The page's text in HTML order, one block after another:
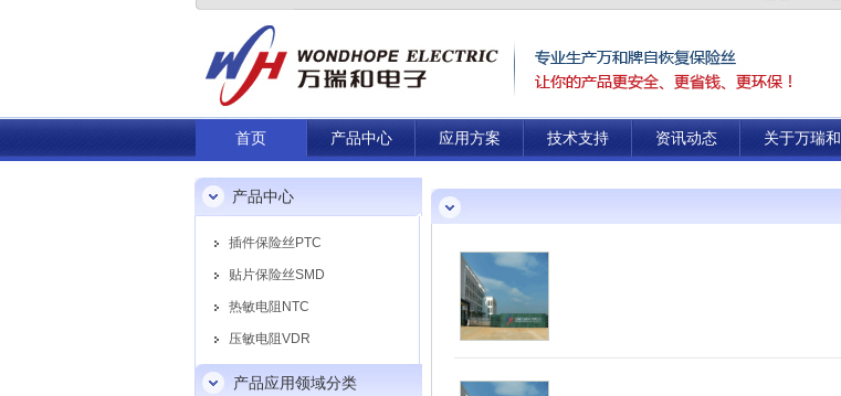
首页 产品中心 应用方案 技术支持 资讯动态 关于万瑞和
产品中心
插件保险丝PTC
贴片保险丝SMD
热敏电阻NTC
压敏电阻VDR
产品应用领域分类